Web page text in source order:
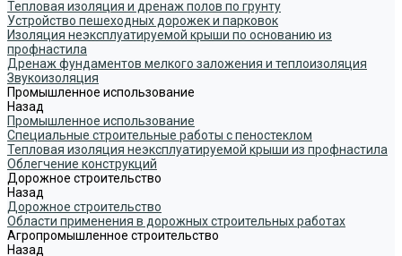
Тепловая изоляция и дренаж полов по грунту
Устройство пешеходных дорожек и парковок
Изоляция неэксплуатируемой крыши по основанию из
профнастила
Дренаж фундаментов мелкого заложения и теплоизоляция
Звукоизоляция
Промышленное использование
Назад
Промышленное использование
Специальные строительные работы с пеностеклом
Тепловая изоляция неэксплуатируемой крыши из профнастила
Облегчение конструкций
Дорожное строительство
Назад
Дорожное строительство
Области применения в дорожных строительных работах
Агропромышленное строительство
Назад